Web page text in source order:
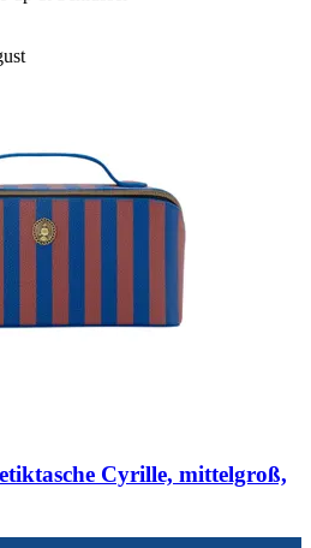
Cyrille, mittelgroß,